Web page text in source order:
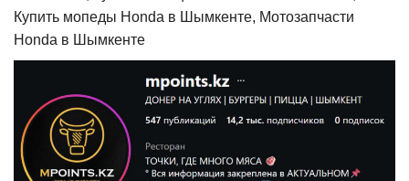
Купить мопеды Honda в Шымкенте, Мотозапчасти
Honda в Шымкенте